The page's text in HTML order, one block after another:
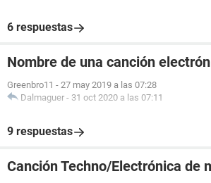
6 respuestas
Nombre de una canción
Greenbro11 - 27 may 2019 a las 07:28
Dalmaguer - 31 oct 2020 a las 07:11
9 respuestas
Canción Techno/Electrónica de